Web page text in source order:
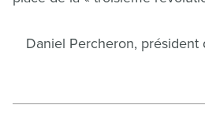
Daniel Percheron, président